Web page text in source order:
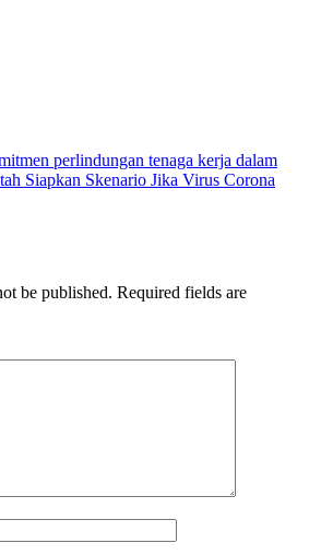
perlindungan tenaga kerja dalam
Siapkan Skenario Jika Virus Corona
be published. Required fields are